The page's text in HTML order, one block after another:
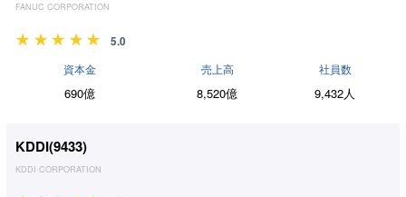
FANUC CORPORATION
5.0
資本金
690億
売上高
8,520億
社員数
9,432人
KDDI(9433)
KDDI CORPORATION